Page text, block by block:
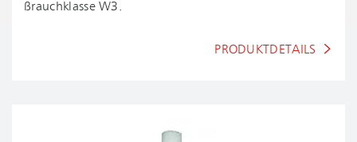
ßrauch­klas­se W3.
PRODUKTDETAILS